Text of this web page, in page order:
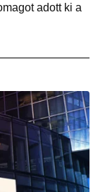
adott ki a